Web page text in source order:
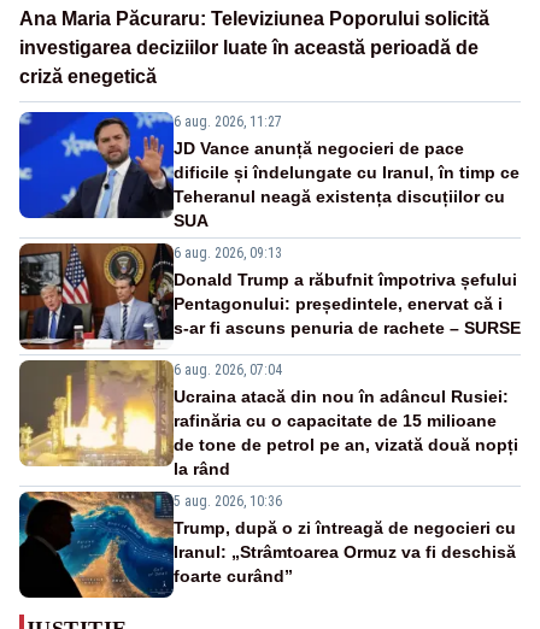
Ana Maria Păcuraru: Televiziunea Poporului solicită
investigarea deciziilor luate în această perioadă de
criză enegetică
6 aug. 2026, 11:27
JD Vance anunță negocieri de pace
dificile și îndelungate cu Iranul, în timp ce
Teheranul neagă existența discuțiilor cu
SUA
6 aug. 2026, 09:13
Donald Trump a răbufnit împotriva șefului
Pentagonului: președintele, enervat că i
s-ar fi ascuns penuria de rachete – SURSE
6 aug. 2026, 07:04
Ucraina atacă din nou în adâncul Rusiei:
rafinăria cu o capacitate de 15 milioane
de tone de petrol pe an, vizată două nopți
la rând
5 aug. 2026, 10:36
Trump, după o zi întreagă de negocieri cu
Iranul: „Strâmtoarea Ormuz va fi deschisă
foarte curând”